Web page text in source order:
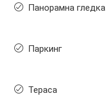
Панорамна гледка
Паркинг
Тераса